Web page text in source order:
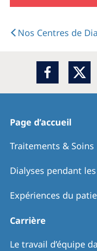
Nos Centres de
Page d’accueil
Traitements & Soins
Dialyses pendant
Expériences du
Carrière
Le travail d’équipe